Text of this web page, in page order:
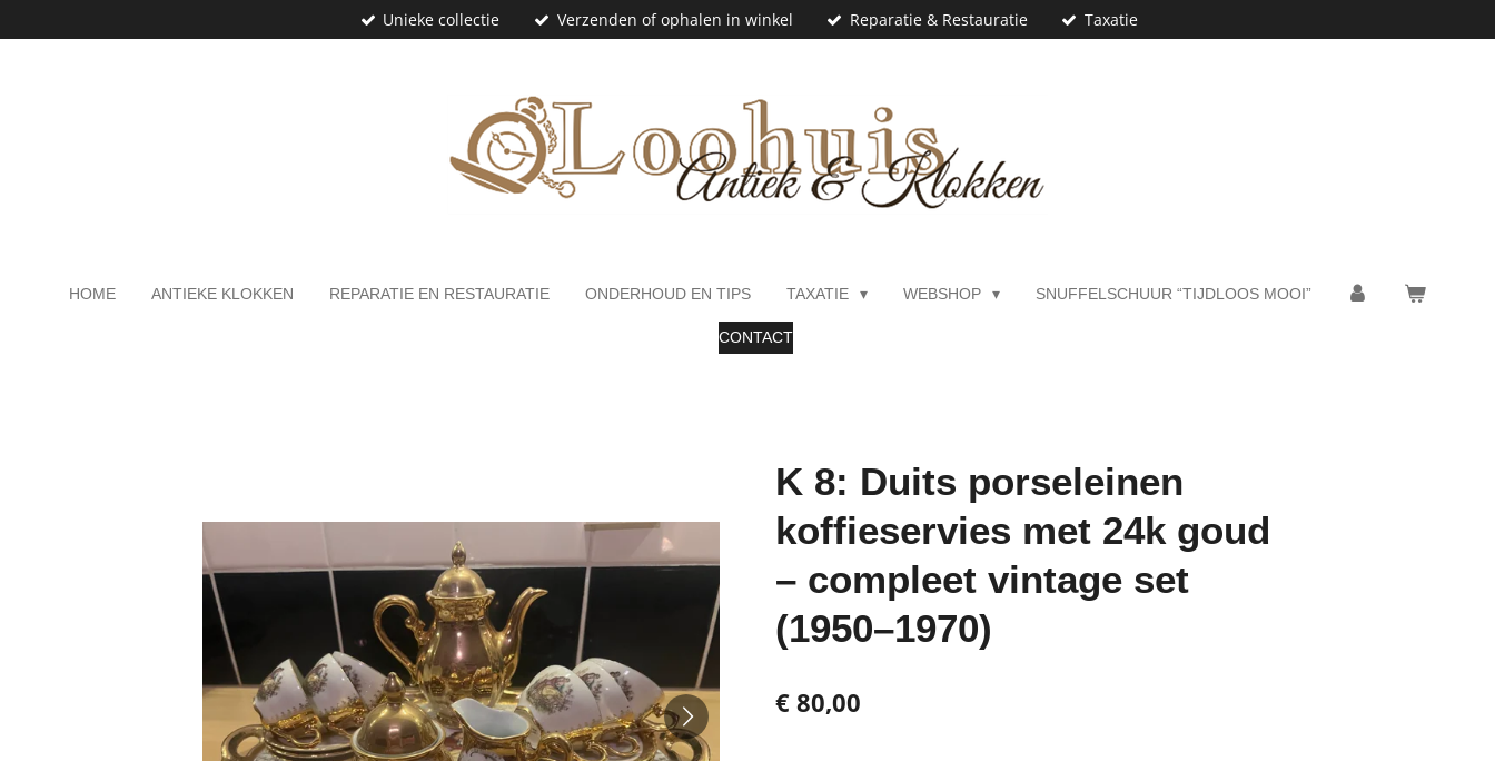
direct
Unieke collectie Verzenden of ophalen in winkel Reparatie & Restauratie Taxatie
HOME ANTIEKE KLOKKEN REPARATIE EN RESTAURATIE ONDERHOUD EN TIPS TAXATIE WEBSHOP SNUFFELSCHUUR “TIJDLOOS MOOI”
CONTACT
K 8: Duits porseleinen
koffieservies met 24k goud
– compleet vintage set
(1950–1970)
€ 80,00